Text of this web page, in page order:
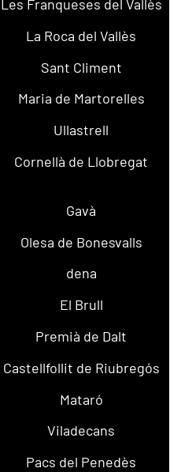
Les Franqueses del Vallès
La Roca del Vallès
Sant Climent
Maria de Martorelles
Ullastrell
Cornellà de Llobregat
Gavà
Olesa de Bonesvalls
dena
El Brull
Premià de Dalt
Castellfollit de Riubregós
Mataró
Viladecans
Pacs del Penedès